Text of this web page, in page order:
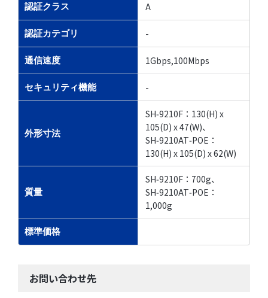
認証クラス A
認証カテゴリ -
通信速度 1Gbps,100Mbps
セキュリティ機能 -
外形寸法
SH‑9210F：130(H) x
105(D) x 47(W)、
SH‑9210AT‑POE：
130(H) x 105(D) x 62(W)
質量
SH‑9210F：700g、
SH‑9210AT‑POE：
1,000g
標準価格
お問い合わせ先